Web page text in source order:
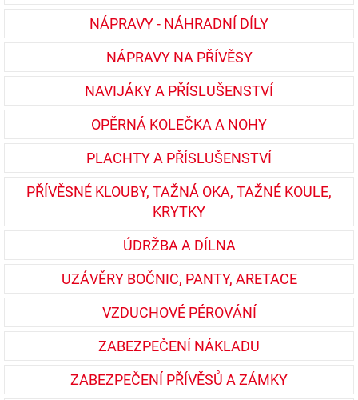
NÁPRAVY - NÁHRADNÍ DÍLY
NÁPRAVY NA PŘÍVĚSY
NAVIJÁKY A PŘÍSLUŠENSTVÍ
OPĚRNÁ KOLEČKA A NOHY
PLACHTY A PŘÍSLUŠENSTVÍ
PŘÍVĚSNÉ KLOUBY, TAŽNÁ OKA, TAŽNÉ KOULE,
KRYTKY
ÚDRŽBA A DÍLNA
UZÁVĚRY BOČNIC, PANTY, ARETACE
VZDUCHOVÉ PÉROVÁNÍ
ZABEZPEČENÍ NÁKLADU
ZABEZPEČENÍ PŘÍVĚSŮ A ZÁMKY